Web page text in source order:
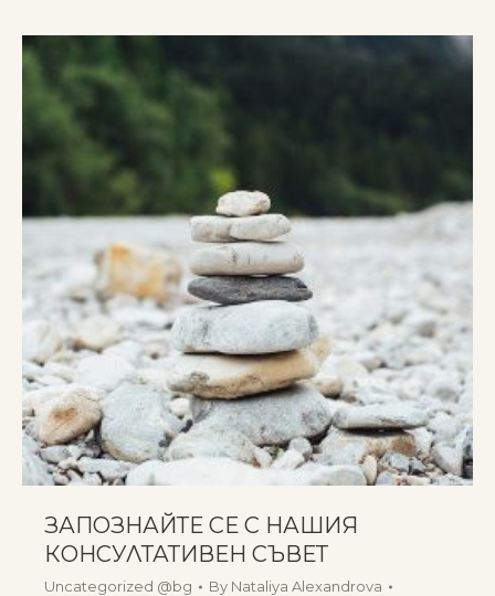
ЗАПОЗНАЙТЕ СЕ С НАШИЯ
КОНСУЛТАТИВЕН СЪВЕТ
Uncategorized @bg By Nataliya Alexandrova